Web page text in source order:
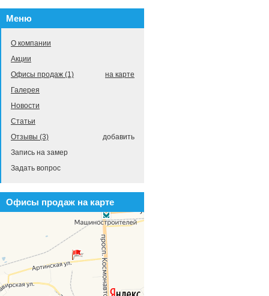
Меню
О компании
Акции
на карте
Офисы продаж (1)
Галерея
Новости
Статьи
добавить
Отзывы (3)
Запись на замер
Задать вопрос
Офисы продаж на карте